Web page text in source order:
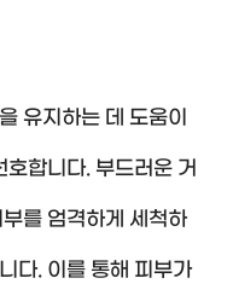
유지하는 데 도움이
합니다. 부드러운 거
를 엄격하게 세척하
다. 이를 통해 피부가